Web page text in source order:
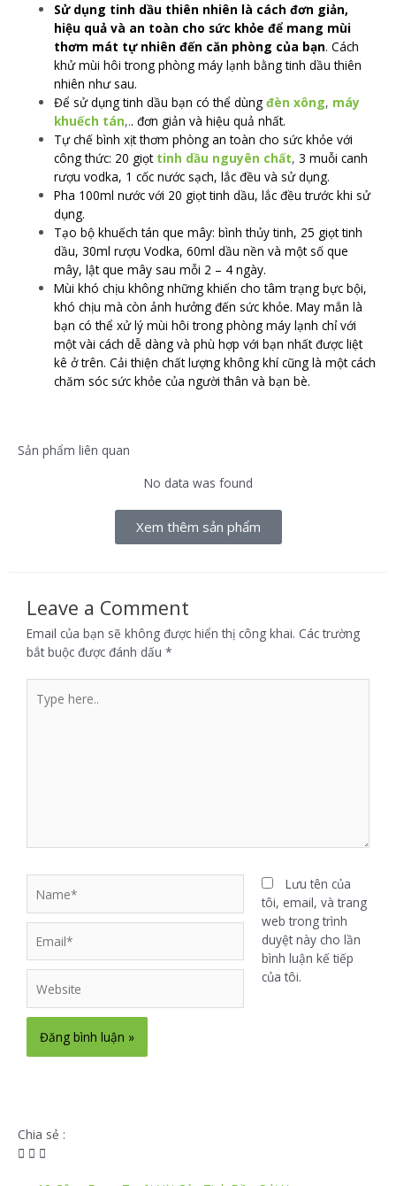
Sử dụng tinh dầu thiên nhiên là cách đơn giản,
hiệu quả và an toàn cho sức khỏe để mang mùi
thơm mát tự nhiên đến căn phòng của bạn. Cách
khử mùi hôi trong phòng máy lạnh bằng tinh dầu thiên
nhiên như sau.
Để sử dụng tinh dầu bạn có thể dùng đèn xông, máy
khuếch tán,.. đơn giản và hiệu quả nhất.
Tự chế bình xịt thơm phòng an toàn cho sức khỏe với
công thức: 20 giọt tinh dầu nguyên chất,3 muỗi canh
rượu vodka, 1 cốc nước sạch, lắc đều và sử dụng.
Pha 100ml nước với 20 giọt tinh dầu, lắc đều trước khi sử
dụng.
Tạo bộ khuếch tán que mây: bình thủy tinh, 25 giọt tinh
dầu, 30ml rượu Vodka, 60ml dầu nền và một số que
mây, lật que mây sau mỗi 2 – 4 ngày.
Mùi khó chịu không những khiến cho tâm trạng bực bội,
khó chịu mà còn ảnh hưởng đến sức khỏe. May mắn là
bạn có thể xử lý mùi hôi trong phòng máy lạnh chỉ với
một vài cách dễ dàng và phù hợp với bạn nhất được liệt
kê ở trên. Cải thiện chất lượng không khí cũng là một cách
chăm sóc sức khỏe của người thân và bạn bè.
Sản phẩm liên quan
No data was found
Xem thêm sản phẩm
Leave a Comment
Email của bạn sẽ không được hiển thị công khai. Các trường
bắt buộc được đánh dấu *
Lưu tên của
tôi, email, và trang
web trong trình
duyệt này cho lần
bình luận kế tiếp
của tôi.
Chia sẻ :